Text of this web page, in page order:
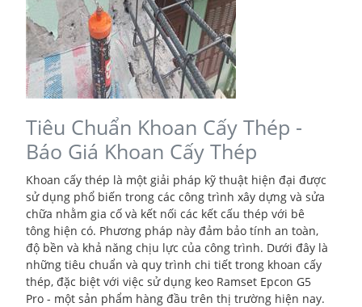
Tiêu Chuẩn Khoan Cấy Thép -
Báo Giá Khoan Cấy Thép
Khoan cấy thép là một giải pháp kỹ thuật hiện đại được
sử dụng phổ biến trong các công trình xây dựng và sửa
chữa nhằm gia cố và kết nối các kết cấu thép với bê
tông hiện có. Phương pháp này đảm bảo tính an toàn,
độ bền và khả năng chịu lực của công trình. Dưới đây là
những tiêu chuẩn và quy trình chi tiết trong khoan cấy
thép, đặc biệt với việc sử dụng keo Ramset Epcon G5
Pro - một sản phẩm hàng đầu trên thị trường hiện nay.